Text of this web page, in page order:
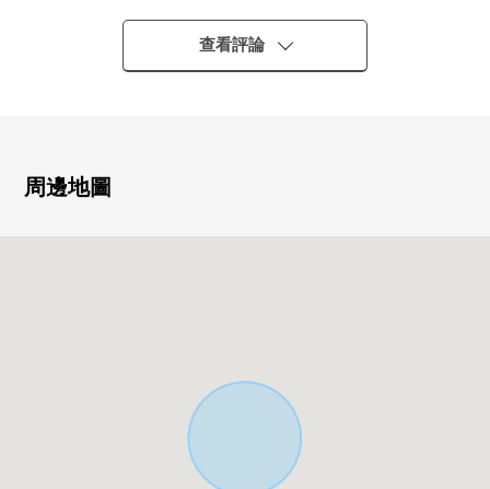
・在有建築條件的土地，沒有
查看評論
周邊地圖